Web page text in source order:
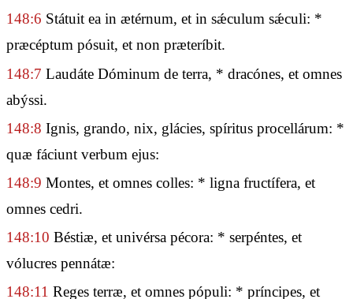
148:6 Státuit ea in ætérnum, et in sǽculum sǽculi: *
præcéptum pósuit, et non præteríbit.
148:7 Laudáte Dóminum de terra, * dracónes, et omnes
abýssi.
148:8 Ignis, grando, nix, glácies, spíritus procellárum: *
quæ fáciunt verbum ejus:
148:9 Montes, et omnes colles: * ligna fructífera, et
omnes cedri.
148:10 Béstiæ, et univérsa pécora: * serpéntes, et
vólucres pennátæ:
148:11 Reges terræ, et omnes pópuli: * príncipes, et